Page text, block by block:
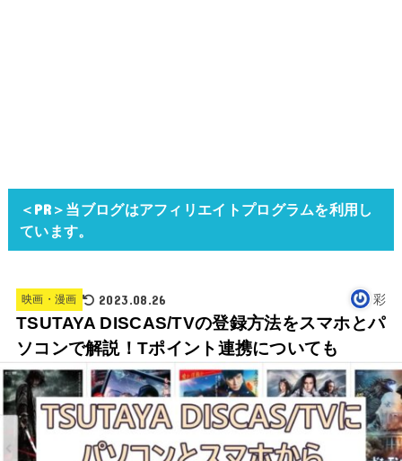
＜PR＞当ブログはアフィリエイトプログラムを利用し
ています。
映画・漫画 2023.08.26 彩
TSUTAYA DISCAS/TVの登録方法をスマホとパ
ソコンで解説！Tポイント連携についても